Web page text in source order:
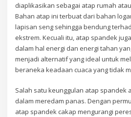
diaplikasikan sebagai atap rumah
Bahan atap ini terbuat dari bahan
lapisan seng sehingga bendung
ekstrem. Kecuali itu, atap spandek
dalam hal energi dan energi tahan
menjadi alternatif yang ideal untuk
beraneka keadaan cuaca yang tidak
Salah satu keunggulan atap spandek
dalam meredam panas. Dengan
atap spandek cakap mengurangi